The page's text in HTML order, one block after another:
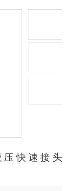
压快速接头